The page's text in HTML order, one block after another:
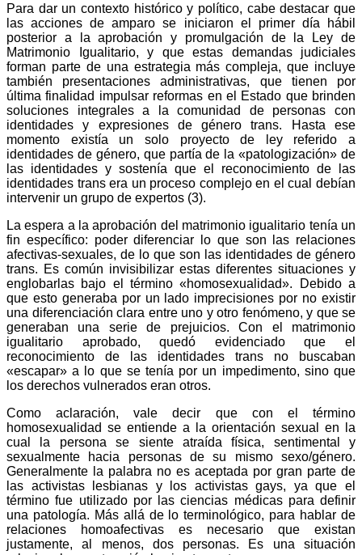
Para dar un contexto histórico y político, cabe destacar que
las acciones de amparo se iniciaron el primer día hábil
posterior a la aprobación y promulgación de la Ley de
Matrimonio Igualitario, y que estas demandas judiciales
forman parte de una estrategia más compleja, que incluye
también presentaciones administrativas, que tienen por
última finalidad impulsar reformas en el Estado que brinden
soluciones integrales a la comunidad de personas con
identidades y expresiones de género trans. Hasta ese
momento existía un solo proyecto de ley referido a
identidades de género, que partía de la «patologización» de
las identidades y sostenía que el reconocimiento de las
identidades trans era un proceso complejo en el cual debían
intervenir un grupo de expertos (3).
La espera a la aprobación del matrimonio igualitario tenía un
fin específico: poder diferenciar lo que son las relaciones
afectivas-sexuales, de lo que son las identidades de género
trans. Es común invisibilizar estas diferentes situaciones y
englobarlas bajo el término «homosexualidad». Debido a
que esto generaba por un lado imprecisiones por no existir
una diferenciación clara entre uno y otro fenómeno, y que se
generaban una serie de prejuicios. Con el matrimonio
igualitario aprobado, quedó evidenciado que el
reconocimiento de las identidades trans no buscaban
«escapar» a lo que se tenía por un impedimento, sino que
los derechos vulnerados eran otros.
Como aclaración, vale decir que con el término
homosexualidad se entiende a la orientación sexual en la
cual la persona se siente atraída física, sentimental y
sexualmente hacia personas de su mismo sexo/género.
Generalmente la palabra no es aceptada por gran parte de
las activistas lesbianas y los activistas gays, ya que el
término fue utilizado por las ciencias médicas para definir
una patología. Más allá de lo terminológico, para hablar de
relaciones homoafectivas es necesario que existan
justamente, al menos, dos personas. Es una situación